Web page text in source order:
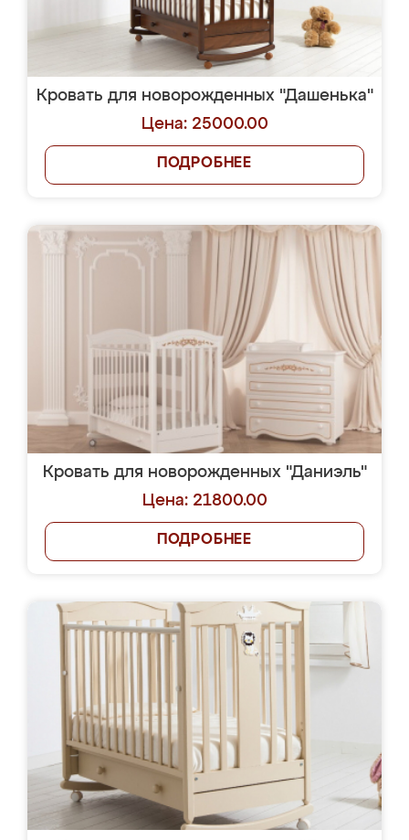
Кровать для новорожденных "Дашенька"
Цена: 25000.00
ПОДРОБНЕЕ
Кровать для новорожденных "Даниэль"
Цена: 21800.00
ПОДРОБНЕЕ